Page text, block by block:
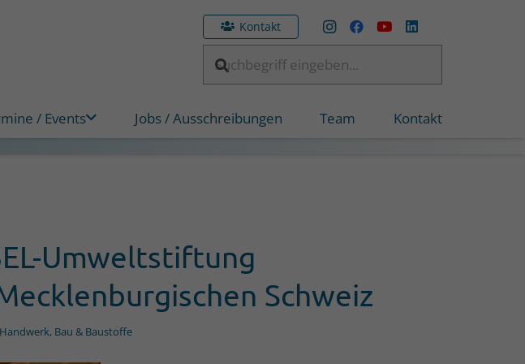
Kontakt
/ Events Jobs / Ausschreibungen Team Kontakt
Umweltstiftung
Schweiz
Handwerk, Bau & Baustoffe